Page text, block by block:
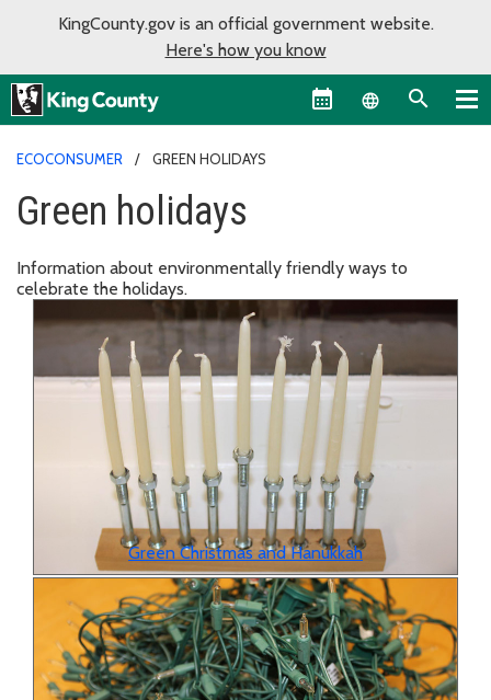
KingCounty.gov is an official government website.
Here's how you know
Language
ECOCONSUMER GREEN HOLIDAYS
Green holidays
Information about environmentally friendly ways to
celebrate the holidays.
Green Christmas and Hanukkah